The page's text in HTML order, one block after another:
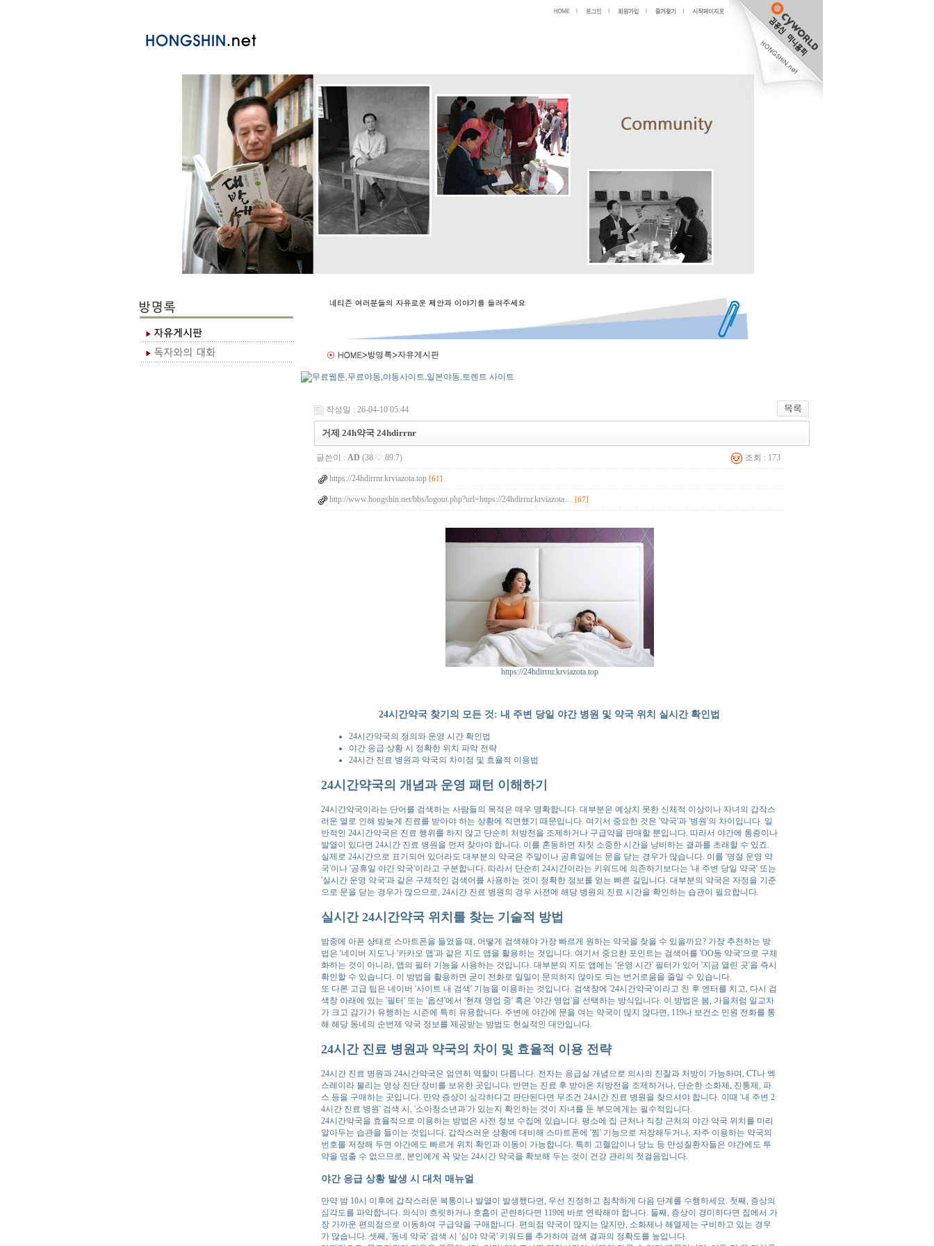
작성일 : 26-04-10 05:44
거제 24h약국 24hdirrnr
글쓴이 : AD (38.♡.89.7) 조회 : 173
https://24hdirrnr.krviazota.top [61]
http://www.hongshin.net/bbs/logout.php?url=https://24hdirrnr.krviazota… [67]
https://24hdirrnr.krviazota.top
24시간약국 찾기의 모든 것: 내 주변 당일 야간 병원 및 약국 위치 실시간 확인법
24시간약국의 정의와 운영 시간 확인법
야간 응급 상황 시 정확한 위치 파악 전략
24시간 진료 병원과 약국의 차이점 및 효율적 이용법
24시간약국의 개념과 운영 패턴 이해하기
24시간약국이라는 단어를 검색하는 사람들의 목적은 매우 명확합니다. 대부분은 예상치 못한 신체적 이상이나 자녀의 갑작스
러운 열로 인해 밤늦게 진료를 받아야 하는 상황에 직면했기 때문입니다. 여기서 중요한 것은 '약국'과 '병원'의 차이입니다. 일
반적인 24시간약국은 진료 행위를 하지 않고 단순히 처방전을 조제하거나 구급약을 판매할 뿐입니다. 따라서 야간에 통증이나
발열이 있다면 24시간 진료 병원을 먼저 찾아야 합니다. 이를 혼동하면 자칫 소중한 시간을 낭비하는 결과를 초래할 수 있죠.
실제로 24시간으로 표기되어 있더라도 대부분의 약국은 주말이나 공휴일에는 문을 닫는 경우가 많습니다. 이를 '명절 운영 약
국'이나 '공휴일 야간 약국'이라고 구분합니다. 따라서 단순히 24시간이라는 키워드에 의존하기보다는 '내 주변 당일 약국' 또는
'실시간 운영 약국'과 같은 구체적인 검색어를 사용하는 것이 정확한 정보를 얻는 빠른 길입니다. 대부분의 약국은 자정을 기준
으로 문을 닫는 경우가 많으므로, 24시간 진료 병원의 경우 사전에 해당 병원의 진료 시간을 확인하는 습관이 필요합니다.
실시간 24시간약국 위치를 찾는 기술적 방법
밤중에 아픈 상태로 스마트폰을 들었을 때, 어떻게 검색해야 가장 빠르게 원하는 약국을 찾을 수 있을까요? 가장 추천하는 방
법은 '네이버 지도'나 '카카오 맵'과 같은 지도 앱을 활용하는 것입니다. 여기서 중요한 포인트는 검색어를 'OO동 약국'으로 구체
화하는 것이 아니라, 앱의 필터 기능을 사용하는 것입니다. 대부분의 지도 앱에는 '운영 시간' 필터가 있어 '지금 열린 곳'을 즉시
확인할 수 있습니다. 이 방법을 활용하면 굳이 전화로 일일이 문의하지 않아도 되는 번거로움을 줄일 수 있습니다.
또 다른 고급 팁은 네이버 '사이트 내 검색' 기능을 이용하는 것입니다. 검색창에 '24시간약국'이라고 친 후 엔터를 치고, 다시 검
색창 아래에 있는 '필터' 또는 '옵션'에서 '현재 영업 중' 혹은 '야간 영업'을 선택하는 방식입니다. 이 방법은 봄, 가을처럼 일교차
가 크고 감기가 유행하는 시즌에 특히 유용합니다. 주변에 야간에 문을 여는 약국이 많지 않다면, 119나 보건소 민원 전화를 통
해 해당 동네의 순번제 약국 정보를 제공받는 방법도 현실적인 대안입니다.
24시간 진료 병원과 약국의 차이 및 효율적 이용 전략
24시간 진료 병원과 24시간약국은 엄연히 역할이 다릅니다. 전자는 응급실 개념으로 의사의 진찰과 처방이 가능하며, CT나 엑
스레이라 불리는 영상 진단 장비를 보유한 곳입니다. 반면는 진료 후 받아온 처방전을 조제하거나, 단순한 소화제, 진통제, 파
스 등을 구매하는 곳입니다. 만약 증상이 심각하다고 판단된다면 무조건 24시간 진료 병원을 찾으셔야 합니다. 이때 '내 주변 2
4시간 진료 병원' 검색 시, '소아청소년과'가 있는지 확인하는 것이 자녀를 둔 부모에게는 필수적입니다.
24시간약국을 효율적으로 이용하는 방법은 사전 정보 수집에 있습니다. 평소에 집 근처나 직장 근처의 야간 약국 위치를 미리
알아두는 습관을 들이는 것입니다. 갑작스러운 상황에 대비해 스마트폰에 '찜' 기능으로 저장해두거나, 자주 이용하는 약국의
번호를 저장해 두면 야간에도 빠르게 위치 확인과 이동이 가능합니다. 특히 고혈압이나 당뇨 등 만성질환자들은 야간에도 투
약을 멈출 수 없으므로, 본인에게 꼭 맞는 24시간 약국을 확보해 두는 것이 건강 관리의 첫걸음입니다.
야간 응급 상황 발생 시 대처 매뉴얼
만약 밤 10시 이후에 갑작스러운 복통이나 발열이 발생했다면, 우선 진정하고 침착하게 다음 단계를 수행하세요. 첫째, 증상의
심각도를 파악합니다. 의식이 흐릿하거나 호흡이 곤란하다면 119에 바로 연락해야 합니다. 둘째, 증상이 경미하다면 집에서 가
장 가까운 편의점으로 이동하여 구급약을 구매합니다. 편의점 약국이 많지는 않지만, 소화제나 해열제는 구비하고 있는 경우
가 많습니다. 셋째, '동네 약국' 검색 시 '심야 약국' 키워드를 추가하여 검색 결과의 정확도를 높입니다.